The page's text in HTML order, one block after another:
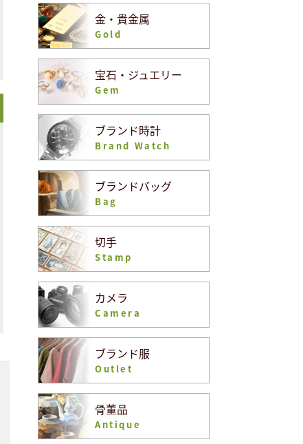
金・貴金属
Gold
宝石・ジュエリー
Gem
ブランド時計
Brand Watch
ブランドバッグ
Bag
切手
Stamp
カメラ
Camera
ブランド服
Outlet
骨董品
Antique